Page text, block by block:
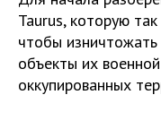
Taurus, которую
чтобы изничтожать
объекты их
оккупированных